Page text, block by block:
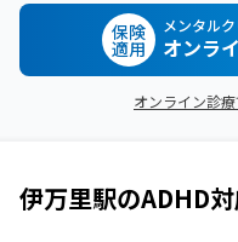
保険
適用
メンタル
オンラ
オンライン診
伊万里駅のADHD